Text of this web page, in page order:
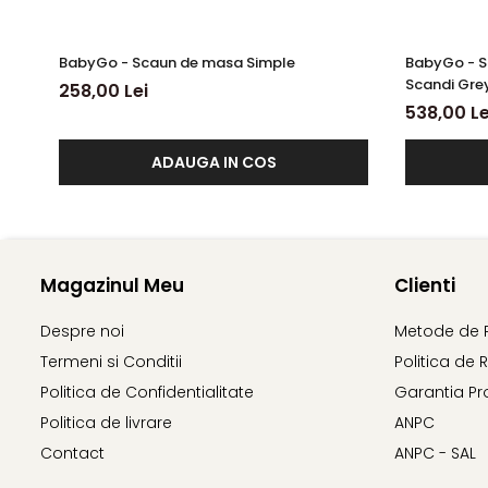
BabyGo - Scaun de masa Simple
258,00 Lei
ADAUGA IN COS
BabyGo -
Scandi
538,00
Magazinul Meu
Despre noi
Termeni si Conditii
Politica de Confidentialitate
Politica de livrare
Contact
Clienti
Metode de
Politica de
Garantia
ANPC
ANPC - SAL